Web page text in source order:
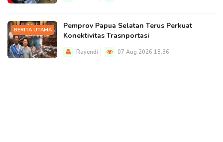
BERITA UTAMA
Pemprov Papua Selatan Terus Perkuat
Konektivitas Trasnportasi
Rayendi 07 Aug 2026 18:36